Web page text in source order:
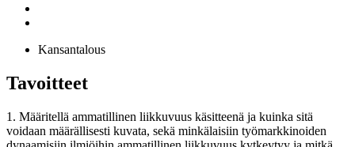
Kansantalous
Tavoitteet
1. Määritellä ammatillinen liikkuvuus käsitteenä ja kuinka sitä
voidaan määrällisesti kuvata, sekä minkälaisiin työmarkkinoiden